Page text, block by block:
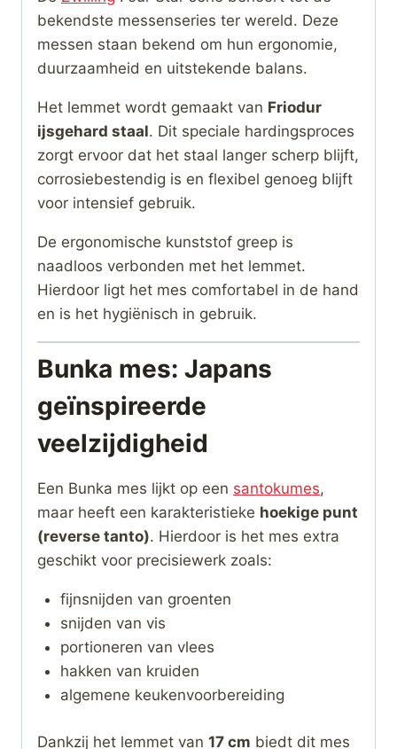
bekendste messenseries ter wereld. Deze
messen staan bekend om hun ergonomie,
duurzaamheid en uitstekende balans.
Het lemmet wordt gemaakt van Friodur
ijsgehard staal. Dit speciale hardingsproces
zorgt ervoor dat het staal langer scherp blijft,
corrosiebestendig is en flexibel genoeg blijft
voor intensief gebruik.
De ergonomische kunststof greep is
naadloos verbonden met het lemmet.
Hierdoor ligt het mes comfortabel in de hand
en is het hygiënisch in gebruik.
Bunka mes: Japans
geïnspireerde
veelzijdigheid
Een Bunka mes lijkt op een santokumes,
maar heeft een karakteristieke hoekige punt
(reverse tanto). Hierdoor is het mes extra
geschikt voor precisiewerk zoals:
fijnsnijden van groenten
snijden van vis
portioneren van vlees
hakken van kruiden
algemene keukenvoorbereiding
Dankzij het lemmet van 17 cm biedt dit mes